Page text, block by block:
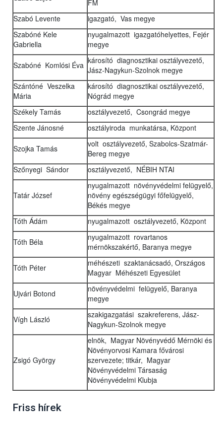
FM
Szabó Levente
igazgató, Vas megye
Szabóné Kele
Gabriella
nyugalmazott igazgatóhelyettes, Fejér
megye
Szabóné Komlósi Éva károsító diagnosztikai osztályvezető,
Jász-Nagykun-Szolnok megye
Szántóné Veszelka
Mária
károsító diagnosztikai osztályvezető,
Nógrád megye
Székely Tamás
osztályvezető, Csongrád megye
Szente Jánosné
osztályiroda munkatársa, Központ
Szojka Tamás
volt osztályvezető, Szabolcs-Szatmár-
Bereg megye
Szőnyegi Sándor
osztályvezető, NÉBIH NTAI
Tatár József
nyugalmazott növényvédelmi felügyelő,
növény egészségügyi főfelügyelő,
Békés megye
Tóth Ádám
nyugalmazott osztályvezető, Központ
Tóth Béla
nyugalmazott rovartanos
mérnökszakértő, Baranya megye
Tóth Péter
méhészeti szaktanácsadó, Országos
Magyar Méhészeti Egyesület
Ujvári Botond
növényvédelmi felügyelő, Baranya
megye
Vígh László
szakigazgatási szakreferens, Jász-
Nagykun-Szolnok megye
Zsigó György
elnök, Magyar Növényvédő Mérnöki és
Növényorvosi Kamara fővárosi
szervezete; titkár, Magyar
Növényvédelmi Társaság
Növényvédelmi Klubja
Friss hírek